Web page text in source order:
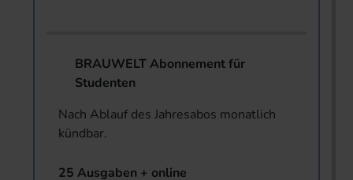
BRAUWELT Abonnement für
Studenten
Nach Ablauf des Jahresabos monatlich
kündbar.
25 Ausgaben + online